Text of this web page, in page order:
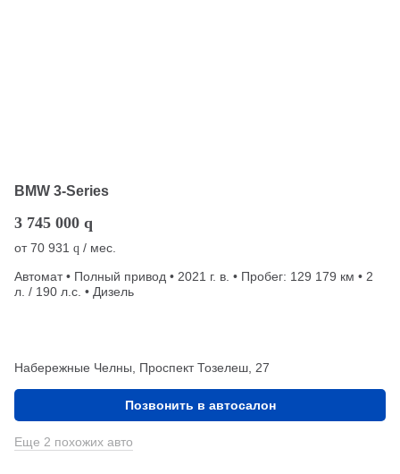
BMW 3-Series
3 745 000 q
от70 931 q / мес.
Автомат • Полный привод • 2021 г. в. • Пробег: 129 179 км • 2
л. / 190 л.с. • Дизель
Набережные Челны, Проспект Тозелеш, 27
Позвонить в автосалон
Еще 2 похожих авто